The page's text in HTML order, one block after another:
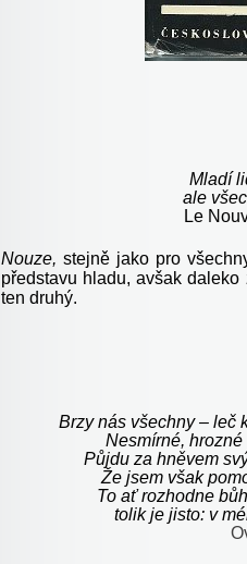
Mladí
ale
Le
Nouze, stejně jako pro
představu hladu, avšak
ten druhý.
Brzy nás všechny – leč
Nesmírné,
Půjdu za hněvem
Že jsem však
To ať rozhodne
tolik je jisto: v